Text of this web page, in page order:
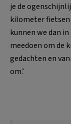
je de
kilometer
kunnen we dan
meedoen om de
gedachten en
om.’